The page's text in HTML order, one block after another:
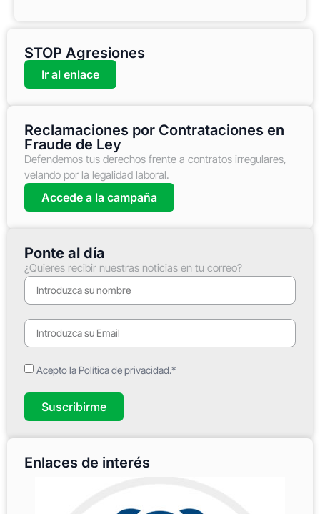
STOP Agresiones
Ir al enlace
Reclamaciones por Contrataciones en
Fraude de Ley
Defendemos tus derechos frente a contratos irregulares,
velando por la legalidad laboral.
Accede a la campaña
Ponte al día
¿Quieres recibir nuestras noticias en tu correo?
Acepto la Política de privacidad.*
Suscribirme
Enlaces de interés